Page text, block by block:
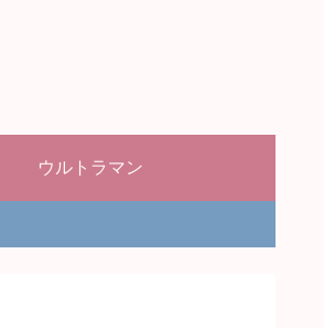
ウルトラマン